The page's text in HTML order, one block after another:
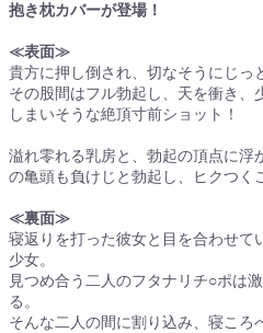
抱き枕カバーが登場！
≪表面≫
貴方に押し倒され、切なそうにじっ
その股間はフル勃起し、天を衝き、
しまいそうな絶頂寸前ショット！
溢れ零れる乳房と、勃起の頂点に浮
の亀頭も負けじと勃起し、ヒクつく
≪裏面≫
寝返りを打った彼女と目を合わせて
少女。
見つめ合う二人のフタナリチ○ポは
る。
そんな二人の間に割り込み、寝ころ